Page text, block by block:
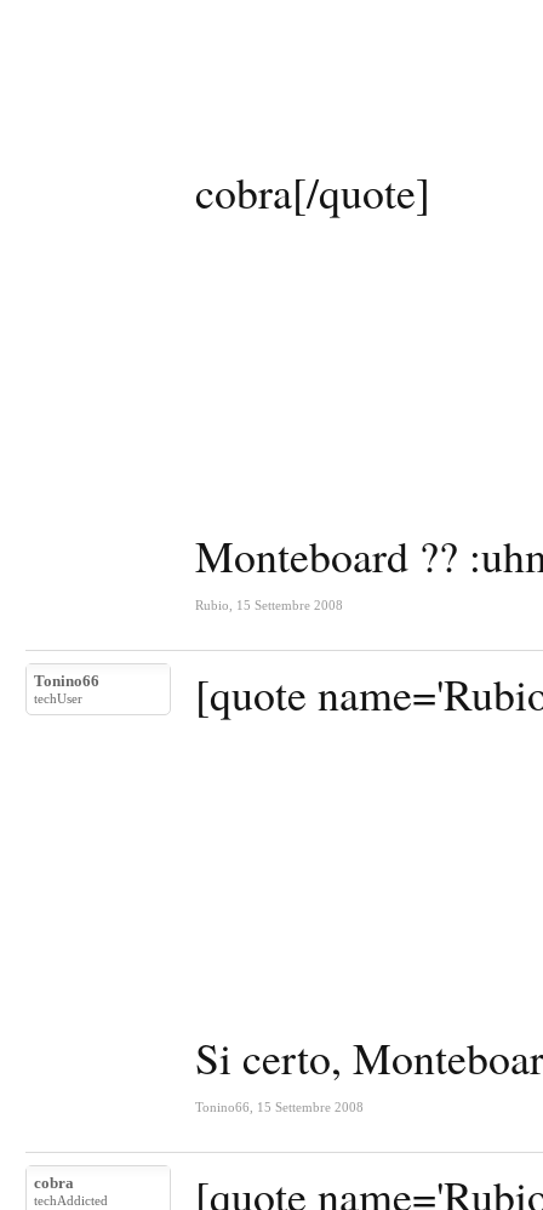
cobra[/quote]
Monteboard ??
Rubio 15 Settembre 2008
Tonino66
techUser [quote
Si certo,
Tonino66 15 Settembre 2008
cobra
techAddicted [quote